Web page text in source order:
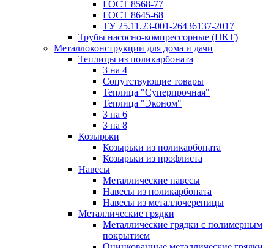
ГОСТ 8568-77
ГОСТ 8645-68
ТУ 25.11.23-001-26436137-2017
Трубы насосно-компрессорные (НКТ)
Металлоконструкции для дома и дачи
Теплицы из поликарбоната
3 на 4
Сопутствующие товары
Теплица "Суперпрочная"
Теплица "Эконом"
3 на 6
3 на 8
Козырьки
Козырьки из поликарбоната
Козырьки из профлиста
Навесы
Металлические навесы
Навесы из поликарбоната
Навесы из металлочерепицы
Металлические грядки
Металлические грядки с полимерным
покрытием